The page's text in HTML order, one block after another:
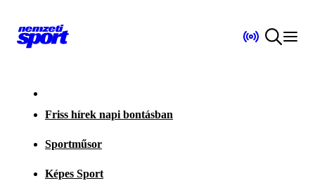
Friss hírek napi bontásban
Sportműsor
Képes Sport